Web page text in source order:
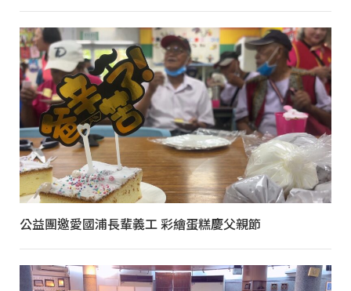
公益團邀愛國浦長輩義工 彩繪蛋糕慶父親節